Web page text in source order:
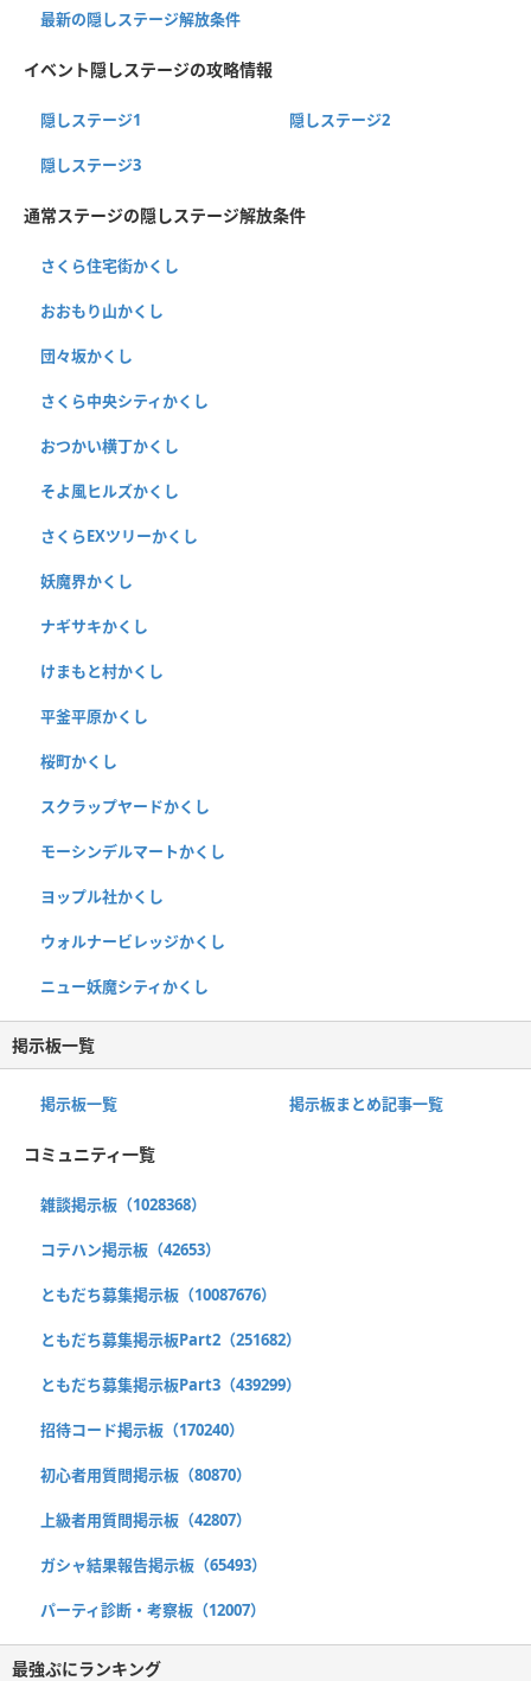
最新の隠しステージ解放条件
イベント隠しステージの攻略情報
隠しステージ1 隠しステージ2
隠しステージ3
通常ステージの隠しステージ解放条件
さくら住宅街かくし
おおもり山かくし
団々坂かくし
さくら中央シティかくし
おつかい横丁かくし
そよ風ヒルズかくし
さくらEXツリーかくし
妖魔界かくし
ナギサキかくし
けまもと村かくし
平釜平原かくし
桜町かくし
スクラップヤードかくし
モーシンデルマートかくし
ヨップル社かくし
ウォルナービレッジかくし
ニュー妖魔シティかくし
掲示板一覧
掲示板一覧 掲示板まとめ記事一覧
コミュニティ一覧
雑談掲示板（1028368）
コテハン掲示板（42653）
ともだち募集掲示板（10087676）
ともだち募集掲示板Part2（251682）
ともだち募集掲示板Part3（439299）
招待コード掲示板（170240）
初心者用質問掲示板（80870）
上級者用質問掲示板（42807）
ガシャ結果報告掲示板（65493）
パーティ診断・考察板（12007）
最強ぷにランキング